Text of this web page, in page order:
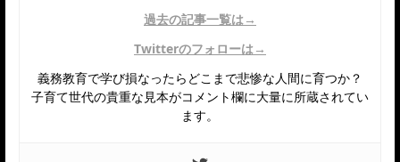
過去の記事一覧は→
Twitterのフォローは→
義務教育で学び損なったらどこまで悲惨な人間に育つか？
子育て世代の貴重な見本がコメント欄に大量に所蔵されてい
ます。